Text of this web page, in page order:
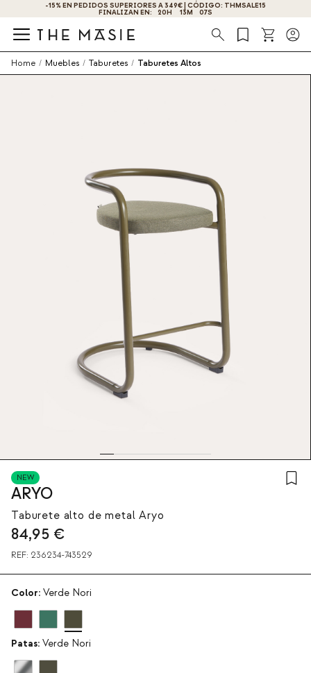
-15% EN PEDIDOS SUPERIORES A 349€ | CÓDIGO: THMSALE15
FINALIZAN EN: 20H 13M 07S
Búsqueda
Home / Muebles / Taburetes / Taburetes Altos
NEW
ARYO
Taburete alto de metal Aryo
84,95 €
REF: 236234-743529
Color: Verde Nori
Patas: Verde Nori